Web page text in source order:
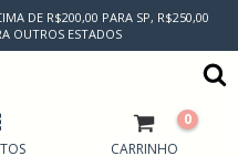
DE R$200,00 PARA SP, R$250,00
OUTROS ESTADOS
CARRINHO
0